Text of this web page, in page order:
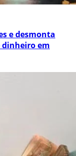
e desmonta
dinheiro em